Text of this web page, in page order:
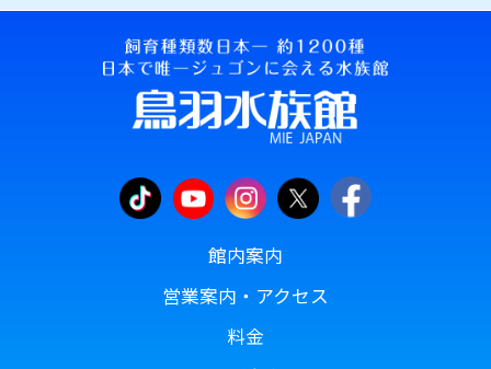
館内案内
営業案内・アクセス
料金